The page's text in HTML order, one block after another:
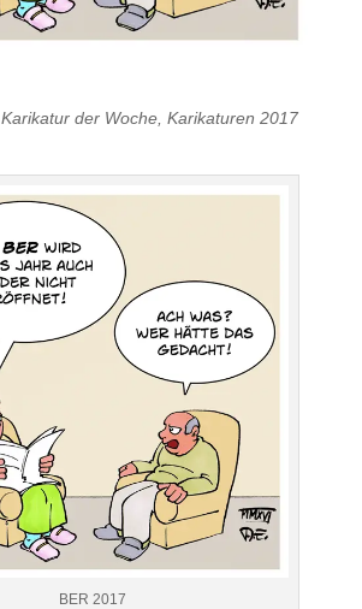
Karikatur der Woche, Karikaturen 2017
BER 2017